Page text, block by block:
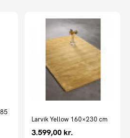
Larvik Yellow 160×230 cm
3.599,00 kr.